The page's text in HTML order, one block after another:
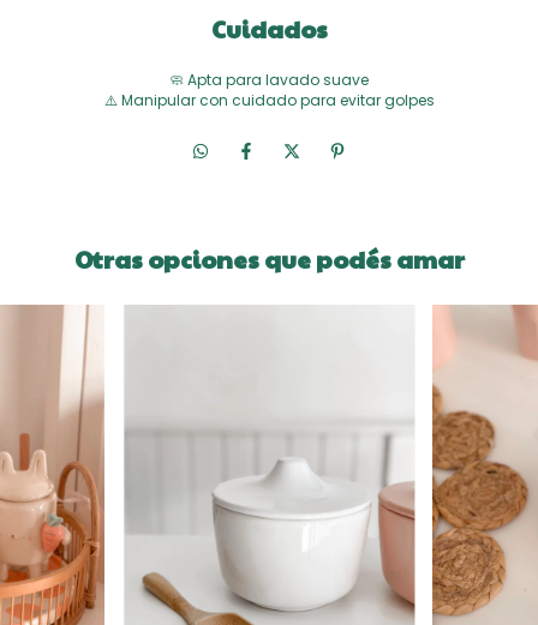
Cuidados
🧼 Apta para lavado suave
⚠️ Manipular con cuidado para evitar golpes
Otras opciones que podés amar